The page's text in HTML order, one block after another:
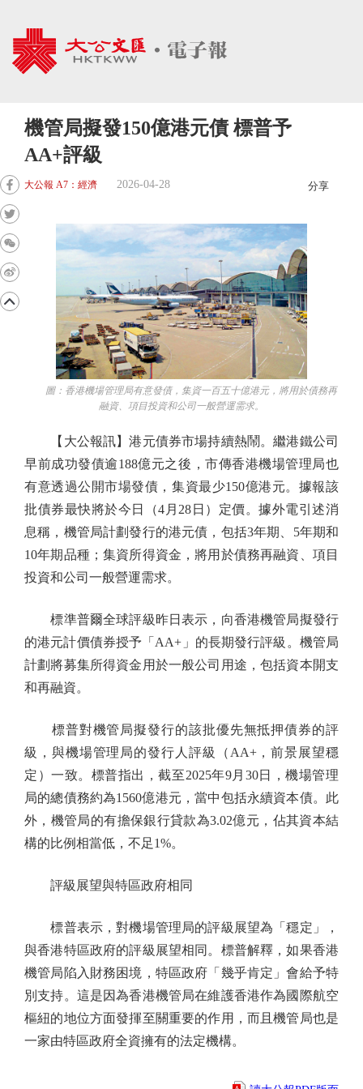
機管局擬發150億港元債 標普予
AA+評級
大公報 A7：經濟 2026-04-28 分享
圖：香港機場管理局有意發債，集資一百五十億港元，將用於債務再
融資、項目投資和公司一般營運需求。
【大公報訊】港元債券市場持續熱鬧。繼港鐵公司
早前成功發債逾188億元之後，市傳香港機場管理局也
有意透過公開市場發債，集資最少150億港元。據報該
批債券最快將於今日（4月28日）定價。據外電引述消
息稱，機管局計劃發行的港元債，包括3年期、5年期和
10年期品種；集資所得資金，將用於債務再融資、項目
投資和公司一般營運需求。
標準普爾全球評級昨日表示，向香港機管局擬發行
的港元計價債券授予「AA+」的長期發行評級。機管局
計劃將募集所得資金用於一般公司用途，包括資本開支
和再融資。
標普對機管局擬發行的該批優先無抵押債券的評
級，與機場管理局的發行人評級（AA+，前景展望穩
定）一致。標普指出，截至2025年9月30日，機場管理
局的總債務約為1560億港元，當中包括永續資本債。此
外，機管局的有擔保銀行貸款為3.02億元，佔其資本結
構的比例相當低，不足1%。
評級展望與特區政府相同
標普表示，對機場管理局的評級展望為「穩定」，
與香港特區政府的評級展望相同。標普解釋，如果香港
機管局陷入財務困境，特區政府「幾乎肯定」會給予特
別支持。這是因為香港機管局在維護香港作為國際航空
樞紐的地位方面發揮至關重要的作用，而且機管局也是
一家由特區政府全資擁有的法定機構。